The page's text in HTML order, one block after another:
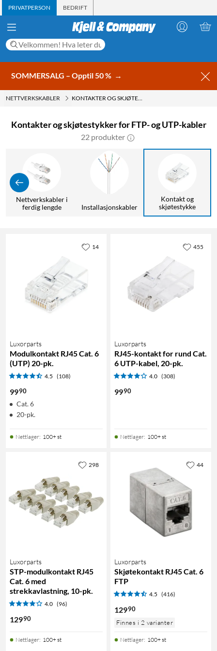
PRIVATPERSON BEDRIFT
SOMMERSALG – Opptil 50 % →
NETTVERKSKABLER KONTAKTER OG SKJØTESTYKKER FOR FTP- OG UTP-KABLER
Kontakter og skjøtestykker for FTP- og UTP-kabler
22 produkter
Nettverkskabler i
ferdig lengde
Installasjonskabler
Kontakt og
skjøtestykke
Luxorparts
Modulkontakt RJ45 Cat. 6
(UTP) 20-pk.
4.5 (108)
9990
Cat. 6
20-pk.
Nettlager: 100+ st
14
Luxorparts
RJ45-kontakt for rund Cat.
6 UTP-kabel, 20-pk.
4.0 (308)
9990
Nettlager: 100+ st
455
Luxorparts
STP-modulkontakt RJ45
Cat. 6 med
strekkavlastning, 10-pk.
4.0 (96)
12990
Nettlager: 100+ st
298
Luxorparts
Skjøtekontakt RJ45 Cat. 6
FTP
4.5 (416)
12990
Finnes i 2 varianter
Nettlager: 100+ st
44